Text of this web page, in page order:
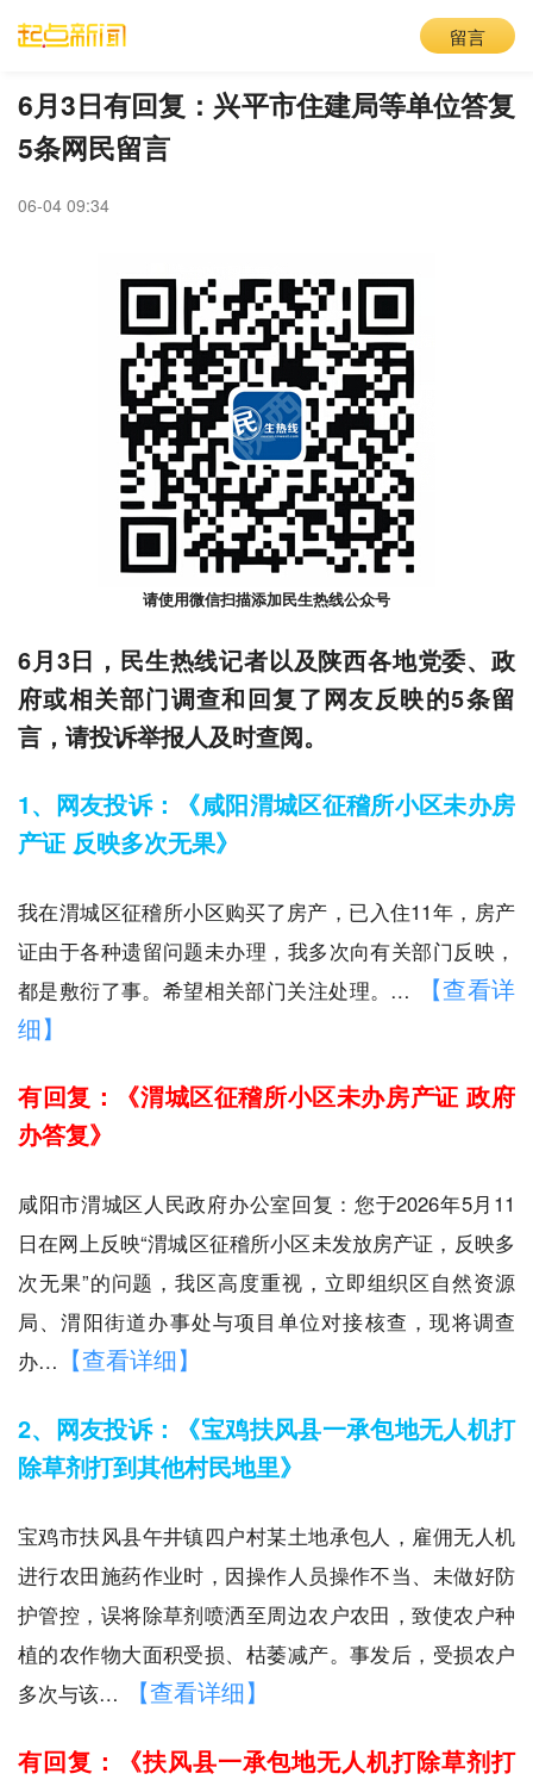
留言
6月3日有回复：兴平市住建局等单位答复
5条网民留言
06-04 09:34
请使用微信扫描添加民生热线公众号
6月3日，民生热线记者以及陕西各地党委、政
府或相关部门调查和回复了网友反映的5条留
言，请投诉举报人及时查阅。
1、网友投诉：《咸阳渭城区征稽所小区未办房
产证 反映多次无果》
我在渭城区征稽所小区购买了房产，已入住11年，房产
证由于各种遗留问题未办理，我多次向有关部门反映，
都是敷衍了事。希望相关部门关注处理。…
【查看详
细】
有回复：《渭城区征稽所小区未办房产证 政府
办答复》
咸阳市渭城区人民政府办公室回复：您于2026年5月11
日在网上反映“渭城区征稽所小区未发放房产证，反映多
次无果”的问题，我区高度重视，立即组织区自然资源
局、渭阳街道办事处与项目单位对接核查，现将调查
办… 【查看详细】
2、网友投诉：《宝鸡扶风县一承包地无人机打
除草剂打到其他村民地里》
宝鸡市扶风县午井镇四户村某土地承包人，雇佣无人机
进行农田施药作业时，因操作人员操作不当、未做好防
护管控，误将除草剂喷洒至周边农户农田，致使农户种
植的农作物大面积受损、枯萎减产。事发后，受损农户
多次与该…
【查看详细】
有回复：《扶风县一承包地无人机打除草剂打